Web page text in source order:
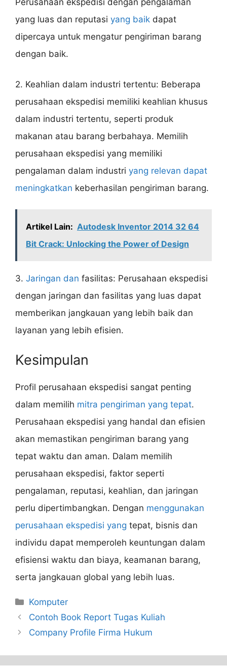
Perusahaan ekspedisi dengan pengalaman
yang luas dan reputasi yang baik dapat
dipercaya untuk mengatur pengiriman barang
dengan baik.
2. Keahlian dalam industri tertentu: Beberapa
perusahaan ekspedisi memiliki keahlian khusus
dalam industri tertentu, seperti produk
makanan atau barang berbahaya. Memilih
perusahaan ekspedisi yang memiliki
pengalaman dalam industri yang relevan dapat
meningkatkan keberhasilan pengiriman barang.
Artikel Lain: Autodesk Inventor 2014 32 64
Bit Crack: Unlocking the Power of Design
3. Jaringan dan fasilitas: Perusahaan ekspedisi
dengan jaringan dan fasilitas yang luas dapat
memberikan jangkauan yang lebih baik dan
layanan yang lebih efisien.
Kesimpulan
Profil perusahaan ekspedisi sangat penting
dalam memilih mitra pengiriman yang tepat.
Perusahaan ekspedisi yang handal dan efisien
akan memastikan pengiriman barang yang
tepat waktu dan aman. Dalam memilih
perusahaan ekspedisi, faktor seperti
pengalaman, reputasi, keahlian, dan jaringan
perlu dipertimbangkan. Dengan menggunakan
perusahaan ekspedisi yang tepat, bisnis dan
individu dapat memperoleh keuntungan dalam
efisiensi waktu dan biaya, keamanan barang,
serta jangkauan global yang lebih luas.
Categories
Komputer
Contoh Book Report Tugas Kuliah
Company Profile Firma Hukum